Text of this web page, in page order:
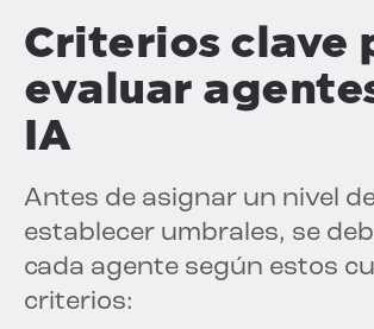
Criterios clave
evaluar
IA
Antes de asignar un nivel
establecer umbrales, se
cada agente según estos
criterios: